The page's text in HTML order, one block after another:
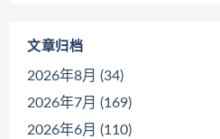
文章归档
2026年8月 (34)
2026年7月 (169)
2026年6月 (110)